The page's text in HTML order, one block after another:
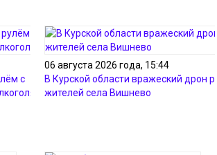
с
06 августа 2026 года, 15:44
В Курской области вражеский дрон
жителей села Вишнево